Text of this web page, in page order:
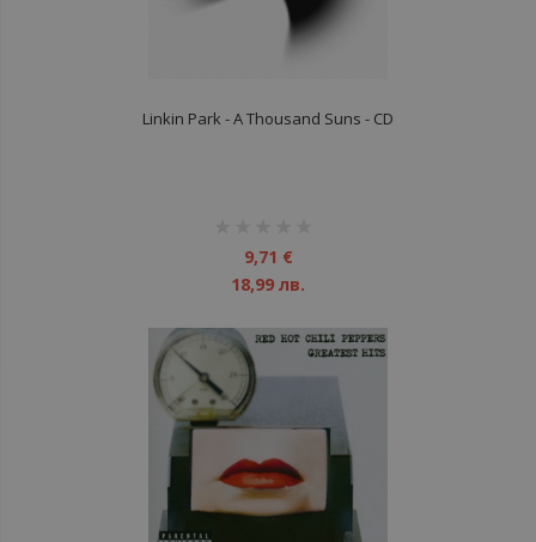
Linkin Park - A Thousand Suns - CD
9,71 €
18,99 лв.